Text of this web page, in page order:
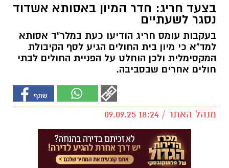
בצעד חריג: חדר המיון באסותא אשדוד
נסגר לשעתיים
בעקבות עומס חריג הודיעו כעת במלר"ד אסותא
למד"א כי מיון בית החולים הגיע לסף הקיבולת
המקסימלית ולכן הוחלט על הפניית החולים לבתי
חולים אחרים שבסביבה.
מנהל האתר / 18:24 09.09.25